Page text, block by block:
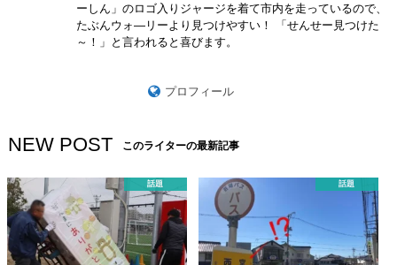
ーしん」のロゴ入りジャージを着て市内を走っているので、
たぶんウォ―リーより見つけやすい！ 「せんせー見つけた
～！」と言われると喜びます。
プロフィール
NEW POST このライターの最新記事
話題 話題